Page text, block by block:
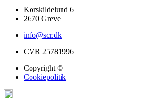
Korskildelund 6
2670 Greve
info@scr.dk
CVR 25781996
Copyright ©
Cookiepolitik